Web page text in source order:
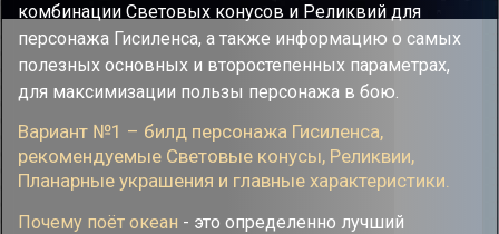
комбинации Световых конусов и Реликвий для
персонажа Гисиленса, а также информацию о самых
полезных основных и второстепенных параметрах,
для максимизации пользы персонажа в бою.
Вариант №1 – билд персонажа Гисиленса,
рекомендуемые Cветовые конусы, Реликвии,
Планарные украшения и главные характеристики.
Почему поёт океан - это определенно лучший